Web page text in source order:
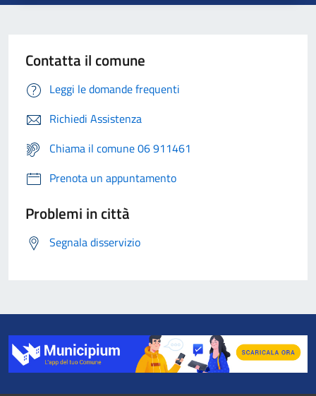
Contatta il comune
Leggi le domande frequenti
Richiedi Assistenza
Chiama il comune 06 911461
Prenota un appuntamento
Problemi in città
Segnala disservizio